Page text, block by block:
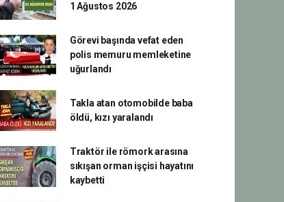
1 Ağustos 2026
Görevi başında vefat eden
polis memuru memleketine
uğurlandı
Takla atan otomobilde baba
öldü, kızı yaralandı
Traktör ile römork arasına
sıkışan orman işçisi hayatını
kaybetti